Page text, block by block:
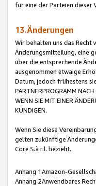
für eine der Parteien dieser
13.Änderungen
Wir behalten uns das Recht
Änderungsmitteilung, eine
über die entsprechende
ausgenommen etwaige
Datum, jedoch frühestens
PARTNERPROGRAMM
WENN SIE MIT EINER
KÜNDIGEN.
Wenn Sie diese
gelten zukünftige
Core S.à r.l. bezieht.
Anhang 1Amazon-
Anhang 2Anwendbares